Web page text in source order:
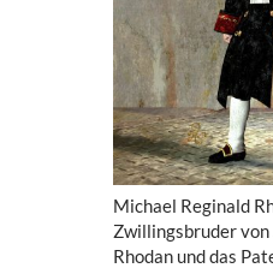
Michael Reginald
Zwillingsbruder
Rhodan und das